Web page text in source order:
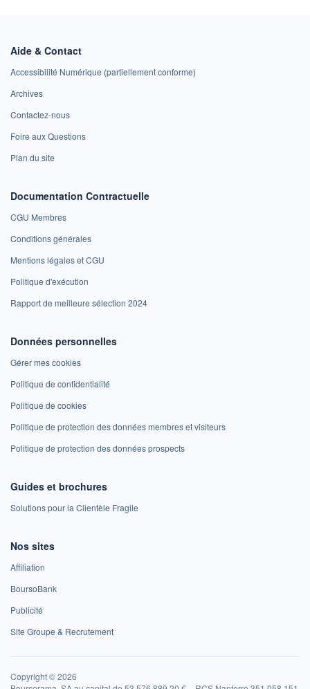
Aide & Contact
Accessibilité Numérique (partiellement conforme)
Archives
Contactez-nous
Foire aux Questions
Plan du site
Documentation Contractuelle
CGU Membres
Conditions générales
Mentions légales et CGU
Politique d'exécution
Rapport de meilleure sélection 2024
Données personnelles
Gérer mes cookies
Politique de confidentialité
Politique de cookies
Politique de protection des données membres et visiteurs
Politique de protection des données prospects
Guides et brochures
Solutions pour la Clientèle Fragile
Nos sites
Affiliation
BoursoBank
Publicité
Site Groupe & Recrutement
Copyright © 2026